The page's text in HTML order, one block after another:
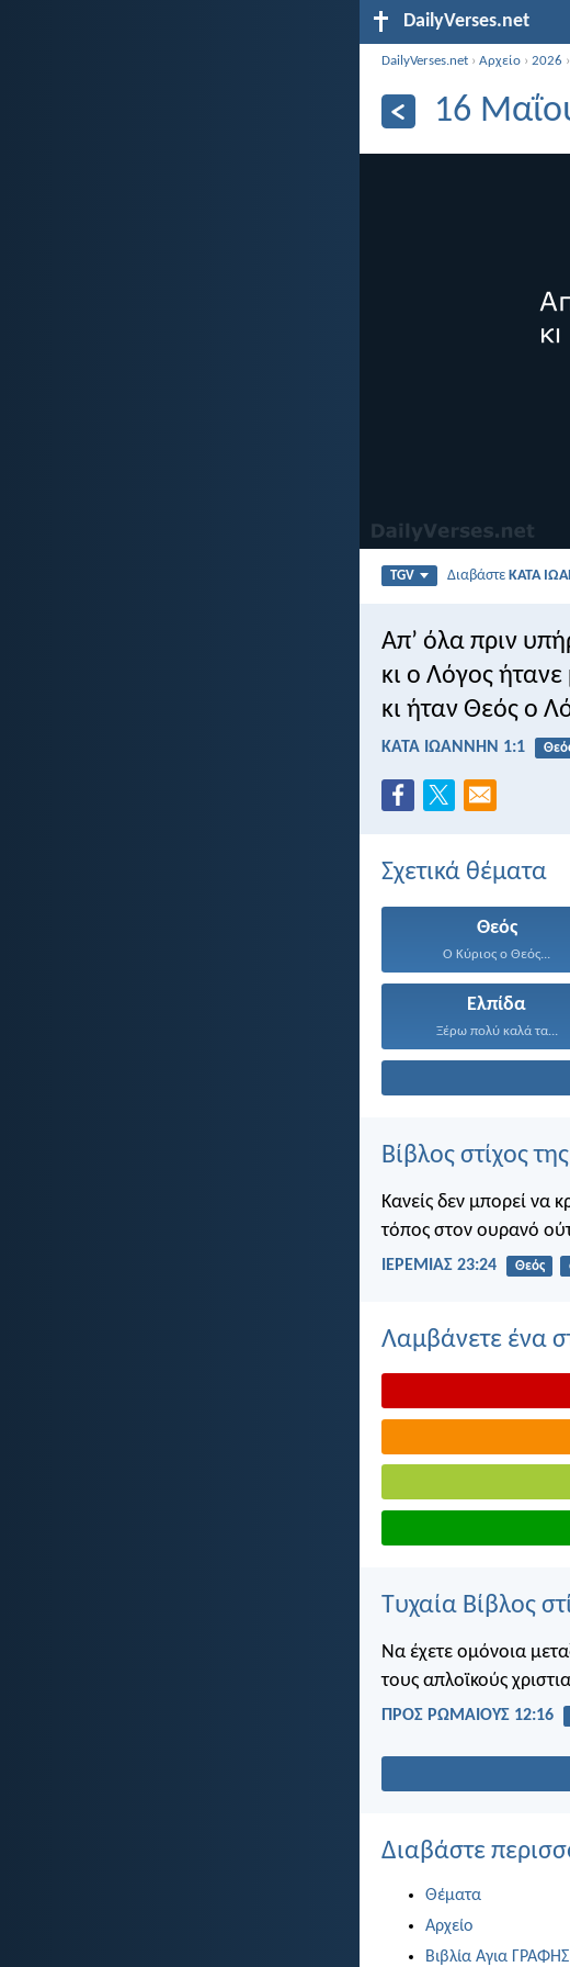
DailyVerses.net
DailyVerses.net ›Αρχείο ›2026 ›
16
TGV ΔιαβάστεΚΑΤΑ
Απ’ όλα πριν
κι ο Λόγος
κι ήταν Θεός ο
ΚΑΤΑ ΙΩΑΝΝΗΝ 1:1
Σχετικά θέματα
Θεός
Ο Κύριος ο Θεός...
Ελπίδα
Ξέρω πολύ καλά τα...
Βίβλος στίχος
Κανείς δεν μπορεί να
τόπος στον ουρανό
ΙΕΡΕΜΙΑΣ 23:24 Θεός
Λαμβάνετε ένα
Τυχαία Βίβλος
Να έχετε ομόνοια
τους απλοϊκούς
ΠΡΟΣ ΡΩΜΑΙΟΥΣ 12:16
Διαβάστε
Θέματα
Αρχείο
Βιβλία Αγια ΓΡΑΦΗΣ